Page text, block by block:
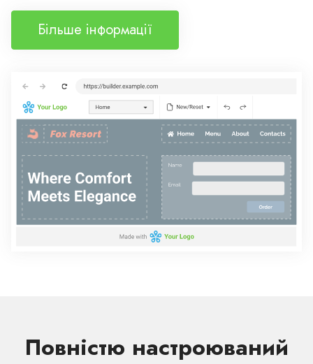
Більше інформації
Повністю настроюваний